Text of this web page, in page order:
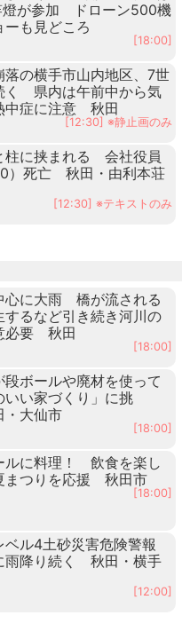
燈が参加 ドローン500機
ーも見どころ
[18:00]
落の横手市山内地区、7世
く 県内は午前中から気
中症に注意 秋田
[12:30] ※静止画のみ
柱に挟まれる 会社役員
）死亡 秋田・由利本荘
[12:30] ※テキストのみ
心に大雨 橋が流される
するなど引き続き河川の
必要 秋田
[18:00]
段ボールや廃材を使って
いい家づくり」に挑
大仙市
[18:00]
ルに料理！ 飲食を楽し
まつりを応援 秋田市
[18:00]
ベル4土砂災害危険警報
雨降り続く 秋田・横手
[12:00]